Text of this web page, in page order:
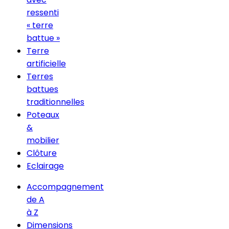
ressenti
« terre
battue »
Terre
artificielle
Terres
battues
traditionnelles
Poteaux
&
mobilier
Clôture
Eclairage
Accompagnement
de A
à Z
Dimensions